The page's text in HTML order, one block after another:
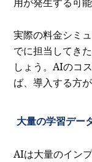
実際の料金シミ
でに担当してき
しょう。AIのコ
ば、導入する方
大量の学習デー
AIは大量のイン